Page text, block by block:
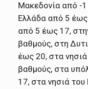
Μακεδονία από -
Ελλάδα από 5 έως
από 5 έως 17,
βαθμούς, στη
έως 20, στα
βαθμούς, στα
17, στα νησιά του